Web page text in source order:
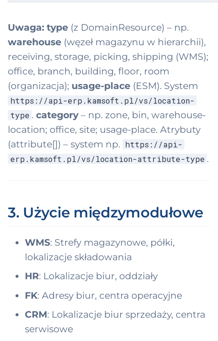
Uwaga: type (z DomainResource) – np.
warehouse (węzeł magazynu w hierarchii),
receiving, storage, picking, shipping (WMS);
office, branch, building, floor, room
(organizacja); usage-place (ESM). System
https://api-erp.kamsoft.pl/vs/location-
type .category– np. zone, bin, warehouse-
location; office, site; usage-place. Atrybuty
(attribute[]) – system np. https://api-
erp.kamsoft.pl/vs/location-attribute-type .
3. Użycie międzymodułowe
WMS: Strefy magazynowe, półki,
lokalizacje składowania
HR: Lokalizacje biur, oddziały
FK: Adresy biur, centra operacyjne
CRM: Lokalizacje biur sprzedaży, centra
serwisowe